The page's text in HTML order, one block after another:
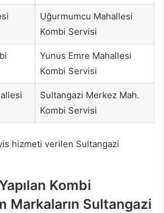
Uğurmumcu Mahallesi
Kombi Servisi
Yunus Emre Mahallesi
Kombi Servisi
Sultangazi Merkez Mah.
Kombi Servisi
hizmeti verilen Sultangazi
Kombi
Markaların Sultangazi